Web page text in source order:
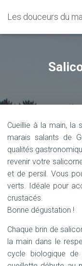
Les douceurs du
Cueillie à la main, la
marais salants de
qualités
revenir votre
et de persil. Vous
verts. Idéale pour
crustacés.
Bonne dégustation !
Chaque brin de
la main dans le res
cycle biologique